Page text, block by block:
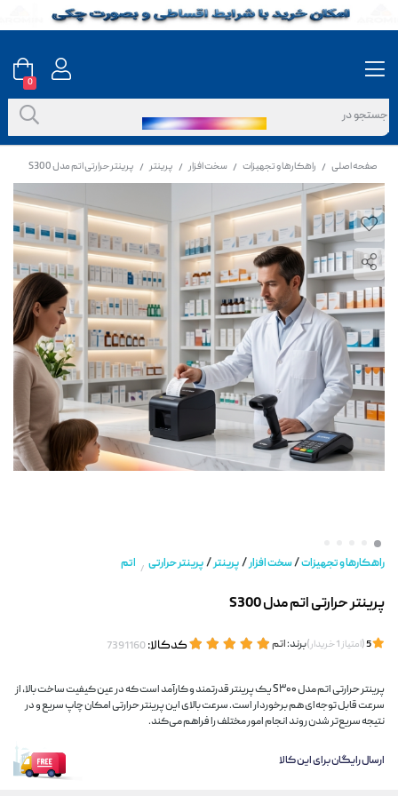
صفحه اصلی / راهکارها و تجهیزات / سخت افزار / پرینتر / پرینتر حرارتی اتم مدل S300
راهکارها و تجهیزات/سخت افزار/پرینتر/پرینتر حرارتی / اتم
پرینتر حرارتی اتم مدل S300
(امتیاز1خریدار)برند:اتم کدکالا:
پرینتر حرارتی اتم مدل S۳۰۰ یک پرینتر قدرتمند و کارآمد است که در عین کیفیت ساخت بالا، از
سرعت قابل توجه‌ای هم برخوردار است. سرعت بالای این پرینتر حرارتی امکان چاپ سریع و در
نتیجه سریع‌تر شدن روند انجام امور مختلف را فراهم می‌کند.
ارسال رایگان برای این کالا
0